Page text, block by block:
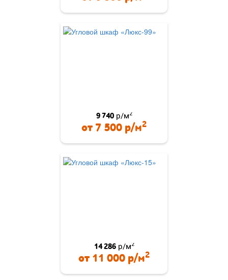
9 740р/м2
от7 500 р/м2
14 286р/м2
от11 000 р/м2